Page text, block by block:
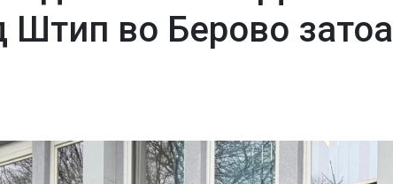
Штип во Берово затоа